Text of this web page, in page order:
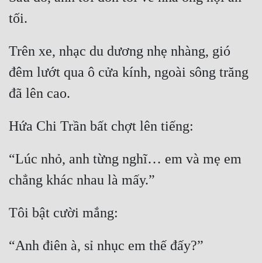
Đông Phương Huyền Huyễn
Đồng Nhân
Cẩu Đạo Trường Sinh
Vô Địch Lưu
Xây Dựng Thế Lực
tối.
Trên xe, nhạc du dương nhẹ nhàng, gió
đêm lướt qua ô cửa kính, ngoài sông trăng
đã lên cao.
Hứa Chi Trần bất chợt lên tiếng:
“Lúc nhỏ, anh từng nghĩ… em và mẹ em
chẳng khác nhau là mấy.”
Tôi bật cười mắng:
“Anh điên à, sỉ nhục em thế đấy?”